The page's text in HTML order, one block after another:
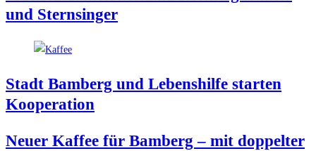
und Sternsinger
Stadt Bam­berg und Lebens­hil­fe star­ten
Kooperation
Neu­er Kaf­fee für Bam­berg – mit dop­pel­ter